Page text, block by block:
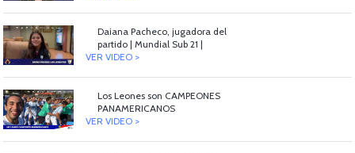
Daiana Pacheco, jugadora del
partido | Mundial Sub 21 |
VER VIDEO >
Los Leones son CAMPEONES
PANAMERICANOS
VER VIDEO >